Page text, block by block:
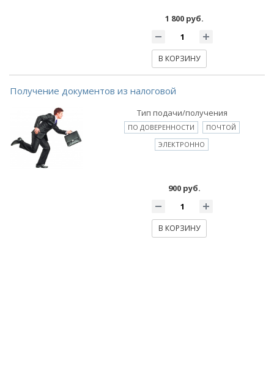
1 800 руб.
В КОРЗИНУ
Получение документов из налоговой
Тип подачи/получения
ПО ДОВЕРЕННОСТИ
ПОЧТОЙ
ЭЛЕКТРОННО
900 руб.
В КОРЗИНУ